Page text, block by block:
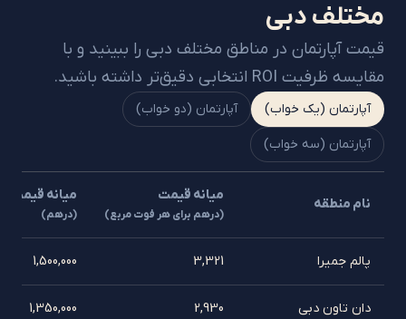
مختلف دبی
قیمت آپارتمان در مناطق مختلف دبی را ببینید و با
مقایسه ظرفیتROI انتخابی دقیق‌تر داشته باشید.
آپارتمان (یک خواب) آپارتمان (دو خواب)
آپارتمان (سه خواب)
نام منطقه
میانه قیمت
(درهم برای هر فوت مربع)
میانه قیمت کل
(درهم)
پالم جمیرا 3,321
1,500,000
دان تاون دبی 2,930
1,350,000